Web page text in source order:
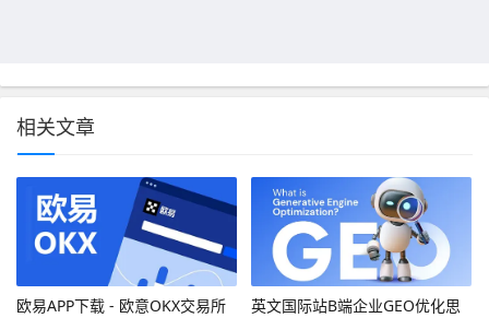
相关文章
欧易APP下载 - 欧意OKX交易所
英文国际站B端企业GEO优化思